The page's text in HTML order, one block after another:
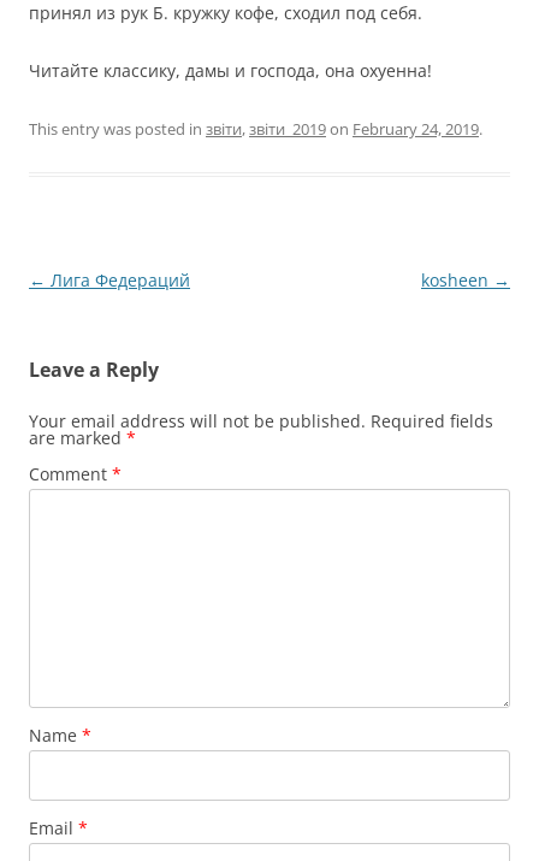
принял из рук Б. кружку кофе, сходил под себя.
Читайте классику, дамы и господа, она охуенна!
This entry was posted in звіти,звіти_2019on February 24, 2019.
Post
← Лига Федераций kosheen →
Leave a Reply
Your email address will not be published. Required fields
are marked *
Comment *
Name *
Email *